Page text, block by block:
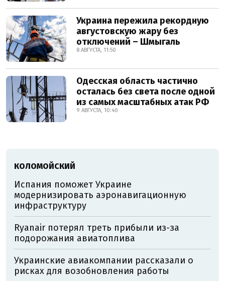
Украина пережила рекордную
августовскую жару без
отключений – Шмыгаль
8 АВГУСТА, 11:50
Одесская область частично
осталась без света после одной
из самых масштабных атак РФ
9 АВГУСТА, 10:40
КОЛОМОЙСКИЙ
Испания поможет Украине
модернизировать аэронавигационную
инфраструктуру
Ryanair потерял треть прибыли из-за
подорожания авиатоплива
Украинские авиакомпании рассказали о
рисках для возобновления работы